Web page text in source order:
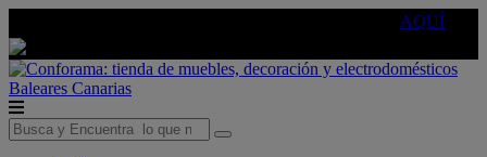
AQUÍ
Baleares Canarias